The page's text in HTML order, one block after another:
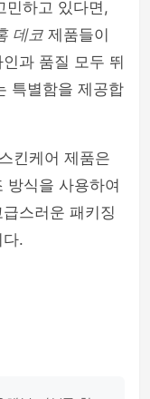
민하고 있다면,
데코 제품들이
과 품질 모두 뛰
특별함을 제공합
킨케어 제품은
방식을 사용하여
스러운 패키징
.